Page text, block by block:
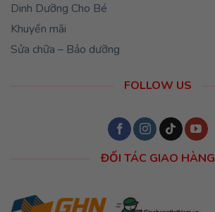
Dinh Dưỡng Cho Bé
Khuyến mãi
Sửa chữa – Bảo dưỡng
FOLLOW US
ĐỐI TÁC GIAO HÀNG